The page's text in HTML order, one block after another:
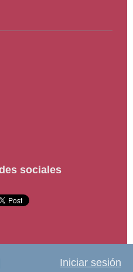
sociales
Iniciar sesión